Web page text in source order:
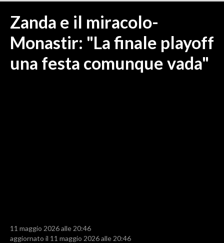
ITALIA
MONDO
RISULTATI E CLASSIFICHE
Zanda e il miracolo-
Monastir: "La finale playoff
una festa comunque vada"
11 maggio 2026 alle 20:46
aggiornato il 11 maggio 2026 alle 20:46